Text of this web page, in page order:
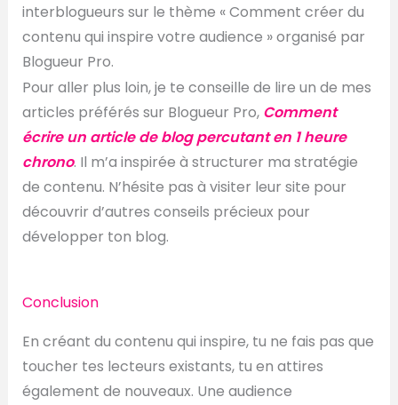
interblogueurs sur le thème « Comment créer du
contenu qui inspire votre audience » organisé par
Blogueur Pro.
Pour aller plus loin, je te conseille de lire un de mes
articles préférés sur Blogueur Pro, Comment
écrire un article de blog percutant en 1 heure
chrono. Il m’a inspirée à structurer ma stratégie
de contenu. N’hésite pas à visiter leur site pour
découvrir d’autres conseils précieux pour
développer ton blog.
Conclusion
En créant du contenu qui inspire, tu ne fais pas que
toucher tes lecteurs existants, tu en attires
également de nouveaux. Une audience